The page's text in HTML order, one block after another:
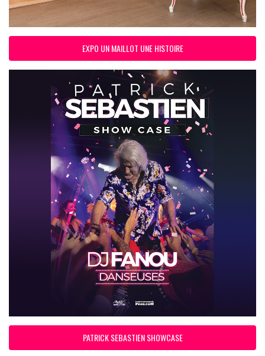
EXPO UN MAILLOT UNE HISTOIRE
PATRICK SEBASTIEN SHOWCASE